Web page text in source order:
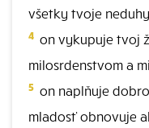
všetky tvoje
4 on vykupuje tvoj
milosrdenstvom a
5 on naplňuje
mladosť obnovuje